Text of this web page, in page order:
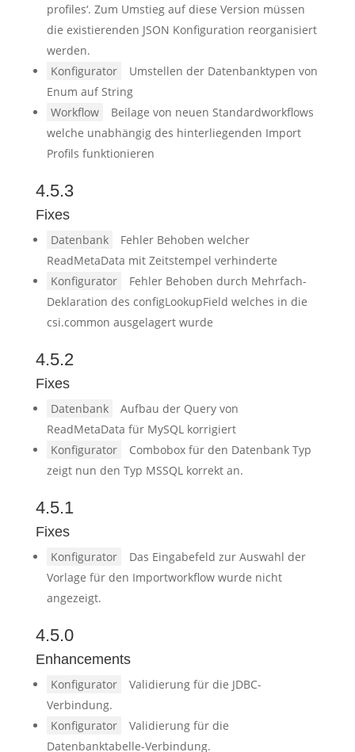
profiles‘. Zum Umstieg auf diese Version müssen
die existierenden JSON Konfiguration reorganisiert
werden.
Konfigurator
Umstellen der Datenbanktypen von
Enum auf String
Workflow
Beilage von neuen Standardworkflows
welche unabhängig des hinterliegenden Import
Profils funktionieren
4.5.3
Fixes
Datenbank
Fehler Behoben welcher
ReadMetaData mit Zeitstempel verhinderte
Konfigurator
Fehler Behoben durch Mehrfach-
Deklaration des configLookupField welches in die
csi.common ausgelagert wurde
4.5.2
Fixes
Datenbank
Aufbau der Query von
ReadMetaData für MySQL korrigiert
Konfigurator
Combobox für den Datenbank Typ
zeigt nun den Typ MSSQL korrekt an.
4.5.1
Fixes
Konfigurator
Das Eingabefeld zur Auswahl der
Vorlage für den Importworkflow wurde nicht
angezeigt.
4.5.0
Enhancements
Konfigurator
Validierung für die JDBC-
Verbindung.
Konfigurator
Validierung für die
Datenbanktabelle-Verbindung.